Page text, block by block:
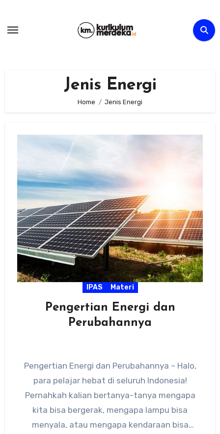
content
Jenis Energi
Home Jenis Energi
IPAS Materi
Pengertian Energi dan
Perubahannya
Pengertian Energi dan Perubahannya – Halo,
para pelajar hebat di seluruh Indonesia!
Pernahkah kalian bertanya-tanya mengapa
kita bisa bergerak, mengapa lampu bisa
menyala, atau mengapa kendaraan bisa